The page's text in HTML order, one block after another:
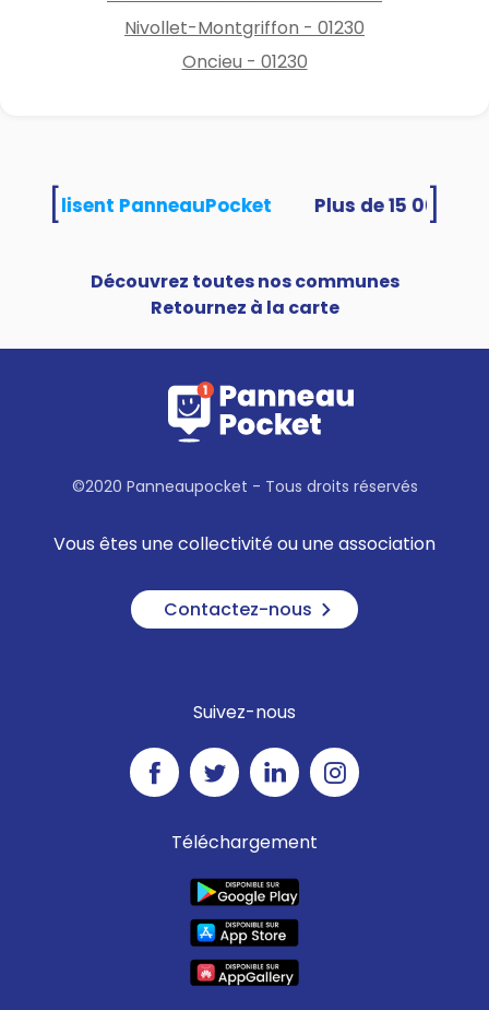
Nivollet-Montgriffon - 01230
Oncieu - 01230
utilisent PanneauPocket
Découvrez toutes nos communes
Retournez à la carte
©2020 Panneaupocket - Tous droits réservés
Vous êtes une collectivité ou une association
Contactez-nous
Suivez-nous
Téléchargement